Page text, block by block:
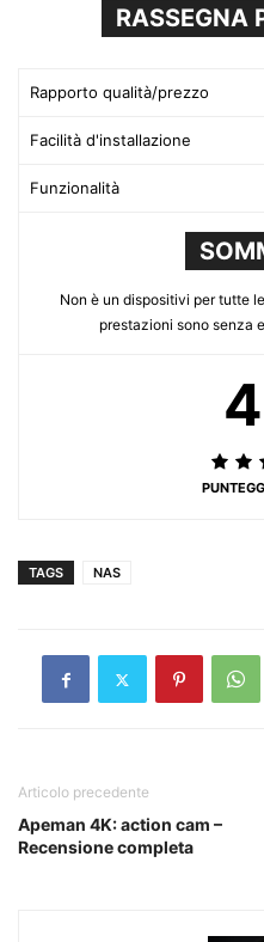
RASSEGNA
Rapporto qualità/prezzo
Facilità d'installazione
Funzionalità
Non è un dispositivi per tutte
prestazioni sono senza
TAGS NAS
Articolo precedente
Apeman 4K: action cam –
Recensione completa